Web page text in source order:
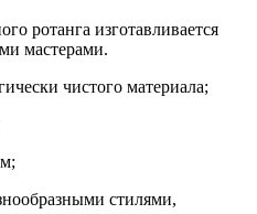
ротанга изготавливается
мастерами.
чистого материала;
стилями,